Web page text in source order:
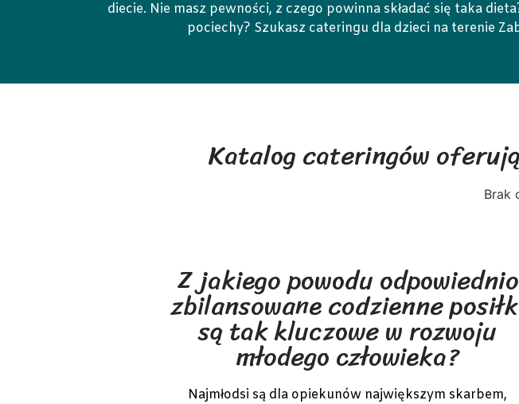
diecie. Nie masz pewności, z czego powinna składać się taka
pociechy? Szukasz cateringu dla dzieci na terenie
Katalog cateringów
Brak
Z jakiego powodu odpowiednio
zbilansowane codzienne
są tak kluczowe w rozwoju
młodego człowieka?
Najmłodsi są dla opiekunów największym skarbem,